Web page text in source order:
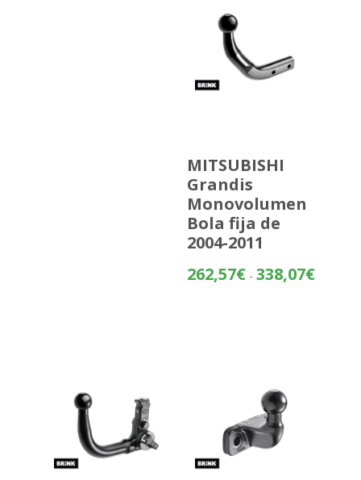
MITSUBISHI
Grandis
Monovolumen
Bola fija de
2004-2011
262,57€ - 338,07€Rango